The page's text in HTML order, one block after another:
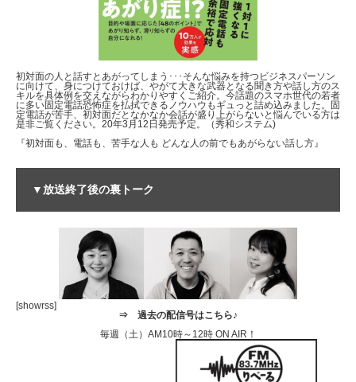
初対面の人と話すとあがってしまう･･･そんな悩みを持つビジネスパーソン
に向けて、身につけておけば、やがて大きな武器となる聞き方や話し方のス
キルを具体例を交えながらわかりやすくご紹介。今話題のスマホ世代の若者
に多い固定電話恐怖症を払拭できるノウハウもギュっと詰め込みました。固
定電話が苦手、初対面だとなかなか会話が盛り上がらないと悩んでいる方は
是非ご覧ください。20年3月12日発売予定。（秀和システム)
『初対面も、電話も、苦手な人も どんな人の前でもあがらない話し方』
▼放送終了後の裏トーク
[showrss]
⇒ 過去の配信号はこちら♪
毎週（土）AM10時～12時 ON AIR！